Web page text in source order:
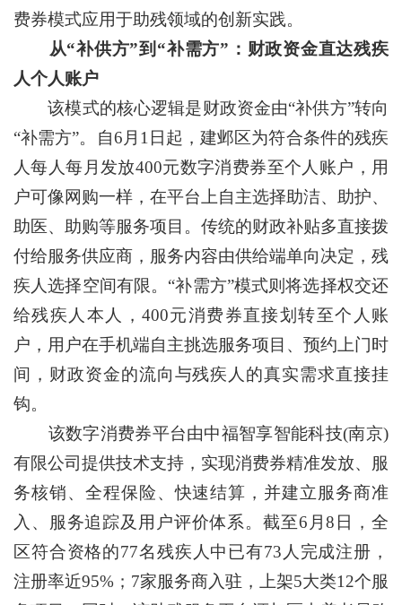
费券模式应用于助残领域的创新实践。
从“补供方”到“补需方”：财政资金直达残疾
人个人账户
该模式的核心逻辑是财政资金由“补供方”转向
“补需方”。自6月1日起，建邺区为符合条件的残疾
人每人每月发放400元数字消费券至个人账户，用
户可像网购一样，在平台上自主选择助洁、助护、
助医、助购等服务项目。传统的财政补贴多直接拨
付给服务供应商，服务内容由供给端单向决定，残
疾人选择空间有限。“补需方”模式则将选择权交还
给残疾人本人，400元消费券直接划转至个人账
户，用户在手机端自主挑选服务项目、预约上门时
间，财政资金的流向与残疾人的真实需求直接挂
钩。
该数字消费券平台由中福智享智能科技(南京)
有限公司提供技术支持，实现消费券精准发放、服
务核销、全程保险、快速结算，并建立服务商准
入、服务追踪及用户评价体系。截至6月8日，全
区符合资格的77名残疾人中已有73人完成注册，
注册率近95%；7家服务商入驻，上架5大类12个服